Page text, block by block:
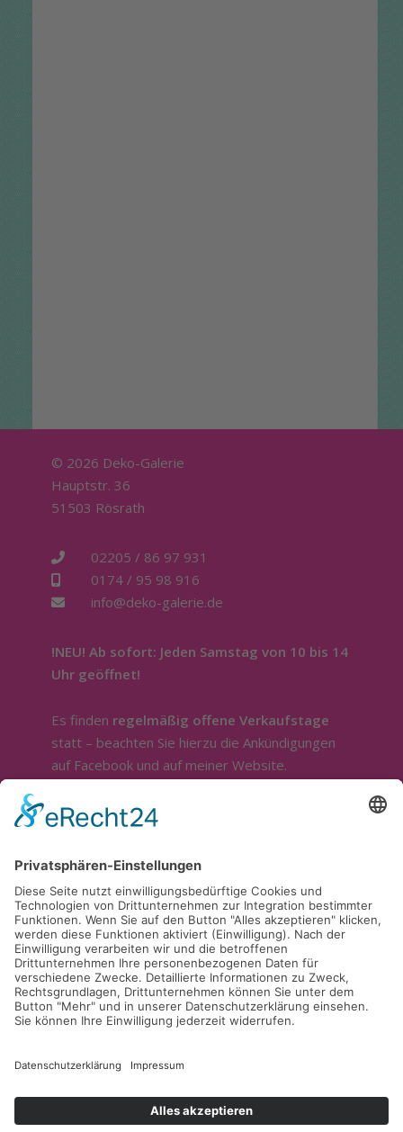
© 2026 Deko-Galerie
Hauptstr. 36
51503 Rösrath
02205 / 86 97 931
0174 / 95 98 916
info@deko-galerie.de
!NEU! Ab sofort: Jeden Samstag von 10 bis 14
Uhr geöffnet!
Es finden regelmäßig offene Verkaufstage
statt – beachten Sie hierzu die Ankündigungen
auf Facebook und auf meiner Website.
Sonstige Öffnung nur nach telefonischer
Für die Beratung und Bemusterung stehe ich
sehr gerne zur Verfügung. Sie erreichen mich
telefonisch unter0174 / 9598916.
Cookie-Einstellungen